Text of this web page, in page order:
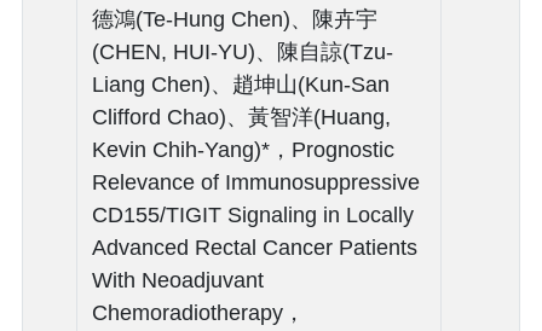
德鴻(Te-Hung Chen)、陳卉宇
(CHEN, HUI-YU)、陳自諒(Tzu-
Liang Chen)、趙坤山(Kun-San
Clifford Chao)、黃智洋(Huang,
Kevin Chih-Yang)*，Prognostic
Relevance of Immunosuppressive
CD155/TIGIT Signaling in Locally
Advanced Rectal Cancer Patients
With Neoadjuvant
Chemoradiotherapy，